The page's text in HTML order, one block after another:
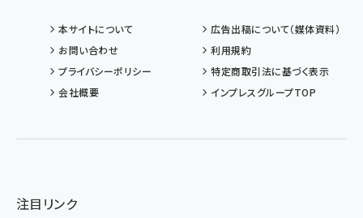
本サイトについて
広告出稿について（媒体資料）
お問い合わせ
利用規約
プライバシーポリシー
特定商取引法に基づく表示
会社概要
インプレスグループTOP
注目リンク